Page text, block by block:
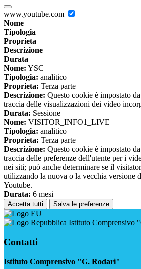
www.youtube.com
Nome
Tipologia
Proprieta
Descrizione
Durata
Nome: YSC
Tipologia: analitico
Proprieta: Terza parte
Descrizione: Questo cookie è impostato
traccia delle visualizzazioni dei video
Durata: Sessione
Nome: VISITOR_INFO1_LIVE
Tipologia: analitico
Proprieta: Terza parte
Descrizione: Questo cookie è impostato
traccia delle preferenze dell'utente per i
nei siti; può anche determinare se il
utilizzando la nuova o la vecchia versione
Youtube.
Durata: 6 mesi
Accetta tutti Salva le preferenze
Istituto Comprensivo
Contatti
Istituto Comprensivo "G. Rodari"